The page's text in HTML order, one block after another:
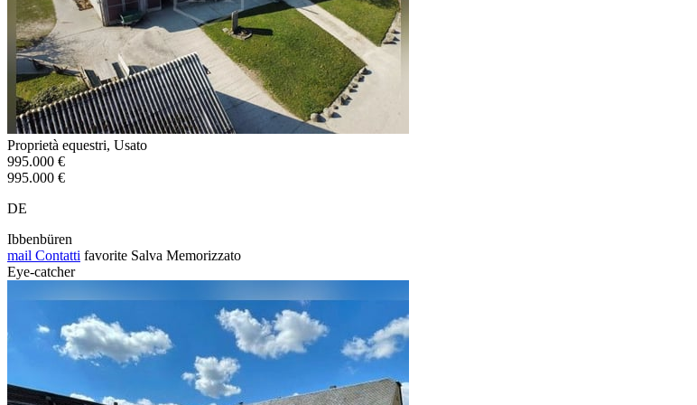
Proprietà equestri, Usato
995.000 €
995.000 €
DE
Ibbenbüren
mail Contatti favorite Salva Memorizzato
Eye-catcher